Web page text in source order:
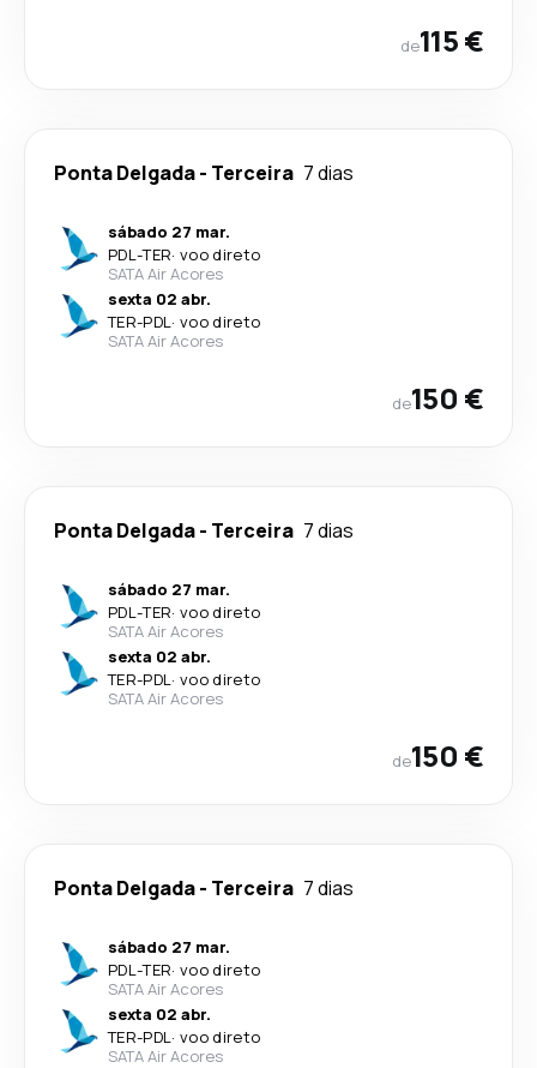
de115 €
Ponta Delgada- Terceira 7 dias
sábado 27 mar.
PDL-TER· voo direto
SATA Air Acores
sexta 02 abr.
TER-PDL· voo direto
SATA Air Acores
de150 €
Ponta Delgada- Terceira 7 dias
sábado 27 mar.
PDL-TER· voo direto
SATA Air Acores
sexta 02 abr.
TER-PDL· voo direto
SATA Air Acores
de150 €
Ponta Delgada- Terceira 7 dias
sábado 27 mar.
PDL-TER· voo direto
SATA Air Acores
sexta 02 abr.
TER-PDL· voo direto
SATA Air Acores